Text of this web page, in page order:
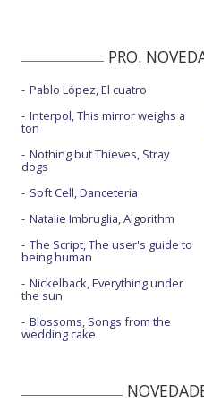
PRO.
Pablo López, El cuatro
Interpol, This mirror weighs a
ton
Nothing but Thieves, Stray
dogs
Soft Cell, Danceteria
Natalie Imbruglia, Algorithm
The Script, The user's guide to
being human
Nickelback, Everything under
the sun
Blossoms, Songs from the
wedding cake